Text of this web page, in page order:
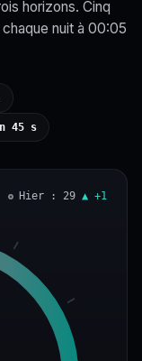
horizons. Cinq
nuit à 00:05
44 s
Hier : 29 ▲ +1